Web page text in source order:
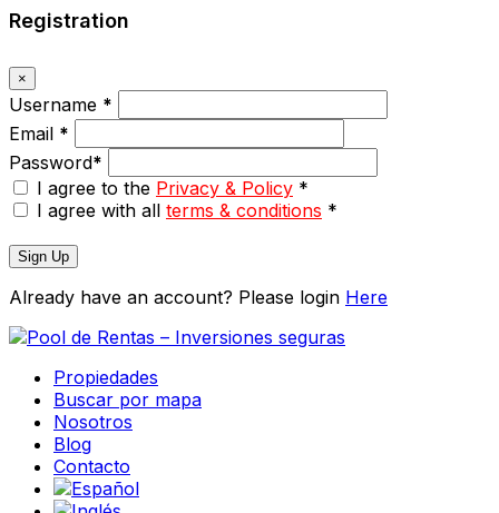
Registration
×
Username *
Email *
Password*
I agree to the Privacy & Policy *
I agree with all terms & conditions *
Sign Up
Already have an account? Please login Here
Propiedades
Buscar por mapa
Nosotros
Blog
Contacto